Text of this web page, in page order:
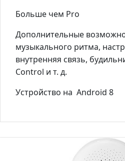
Больше чем Pro
Дополнительные
музыкального ритма,
внутренняя связь,
Control и т. д.
Устройство на Android 8